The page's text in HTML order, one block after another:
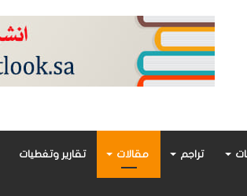
تراجم مقالات تقارير وتغطيات